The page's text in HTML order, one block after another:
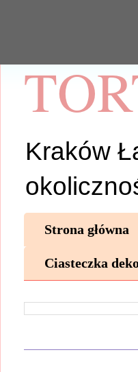
Kraków
Strona główna
Ciasteczka